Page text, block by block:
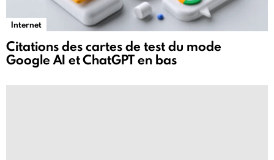
Internet
Citations des cartes de test du mode
Google AI et ChatGPT en bas